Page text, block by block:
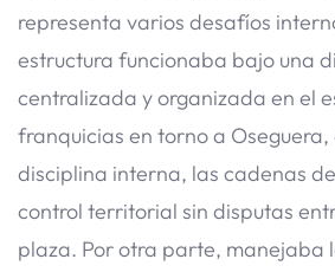
representa varios desafíos
estructura funcionaba bajo una
centralizada y organizada en el
franquicias en torno a
disciplina interna, las cadenas
control territorial sin disputas
plaza. Por otra parte, manejaba